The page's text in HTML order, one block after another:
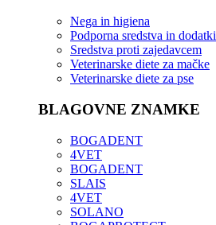
Nega in higiena
Podporna sredstva in dodatki
Sredstva proti zajedavcem
Veterinarske diete za mačke
Veterinarske diete za pse
BLAGOVNE ZNAMKE
BOGADENT
4VET
BOGADENT
SLAIS
4VET
SOLANO